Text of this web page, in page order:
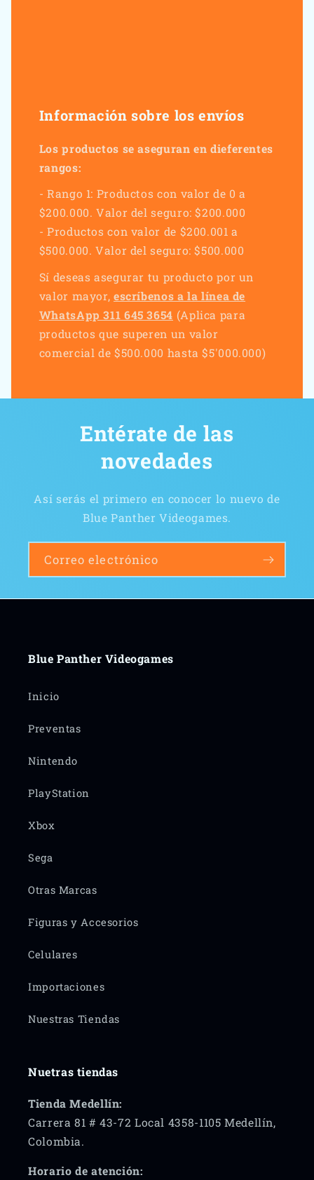
Información sobre los envíos
Los productos se aseguran en dieferentes
rangos:
- Rango 1: Productos con valor de 0 a
$200.000. Valor del seguro: $200.000
- Productos con valor de $200.001 a
$500.000. Valor del seguro: $500.000
Sí deseas asegurar tu producto por un
valor mayor, escríbenos a la línea de
WhatsApp 311 645 3654 (Aplica para
productos que superen un valor
comercial de $500.000 hasta $5'000.000)
Entérate de las
novedades
Así serás el primero en conocer lo nuevo de
Blue Panther Videogames.
Correo electrónico
Blue Panther Videogames
Inicio
Preventas
Nintendo
PlayStation
Xbox
Sega
Otras Marcas
Figuras y Accesorios
Celulares
Importaciones
Nuestras Tiendas
Nuetras tiendas
Tienda Medellín:
Carrera 81 # 43-72 Local 4358-1105 Medellín,
Colombia.
Horario de atención: